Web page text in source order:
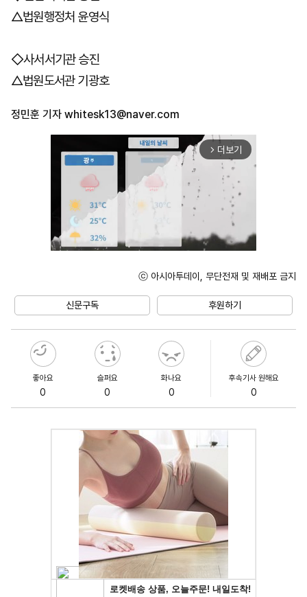
△법원행정처 윤영식
◇사서서기관 승진
△법원도서관 기광호
정민훈 기자 whitesk13@naver.com
arrow_forward_ios 더보기
ⓒ 아시아투데이, 무단전재 및 재배포 금지
신문구독 후원하기
좋아요
0
슬퍼요
0
화나요
0
후속기사 원해요
0